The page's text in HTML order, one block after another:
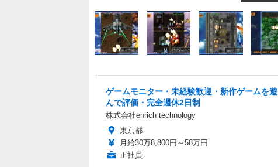
ゲームモニター・未経験歓迎・新作ゲームを遊
んで評価・完全週休2日制
株式会社enrich technology
東京都
月給30万8,800円～58万円
正社員